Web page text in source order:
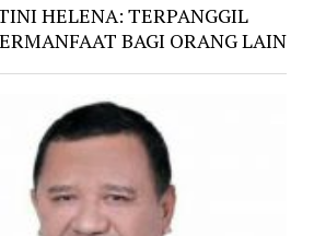
HELENA: TERPANGGIL
BAGI ORANG LAIN